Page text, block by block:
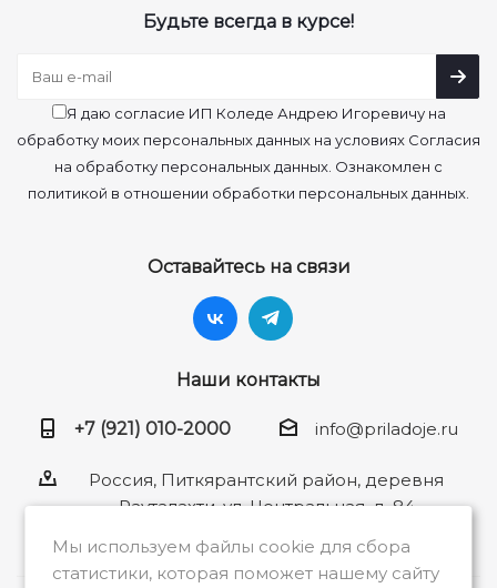
Будьте всегда в курсе!
Я даю согласие ИП Коледе Андрею Игоревичу на
обработку моих персональных данных на условиях Согласия
на обработку персональных данных. Ознакомлен с
политикой в отношении обработки персональных данных.
Оставайтесь на связи
Наши контакты
+7 (921) 010-2000 info@priladoje.ru
Россия, Питкярантский район, деревня
Рауталахти, ул. Центральная, д. 84
Мы используем файлы cookie для сбора
статистики, которая поможет нашему сайту